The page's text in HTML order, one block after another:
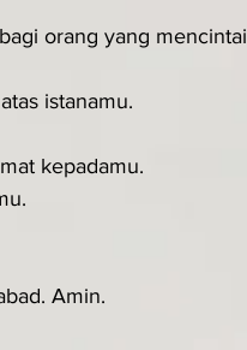
orang yang mencintai
istanamu.
kepadamu.
Amin.